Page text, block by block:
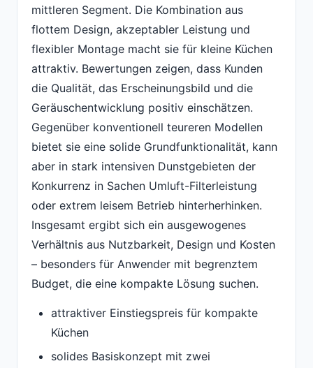
mittleren Segment. Die Kombination aus
flottem Design, akzeptabler Leistung und
flexibler Montage macht sie für kleine Küchen
attraktiv. Bewertungen zeigen, dass Kunden
die Qualität, das Erscheinungsbild und die
Geräuschentwicklung positiv einschätzen.
Gegenüber konventionell teureren Modellen
bietet sie eine solide Grundfunktionalität, kann
aber in stark intensiven Dunstgebieten der
Konkurrenz in Sachen Umluft-Filterleistung
oder extrem leisem Betrieb hinterherhinken.
Insgesamt ergibt sich ein ausgewogenes
Verhältnis aus Nutzbarkeit, Design und Kosten
– besonders für Anwender mit begrenztem
Budget, die eine kompakte Lösung suchen.
attraktiver Einstiegspreis für kompakte
Küchen
solides Basiskonzept mit zwei